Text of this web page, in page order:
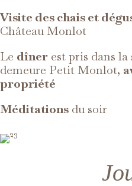
Visite des chais et
Château Monlot
Le dîner est pris dans
demeure Petit Monlot,
propriété
Méditations du soir